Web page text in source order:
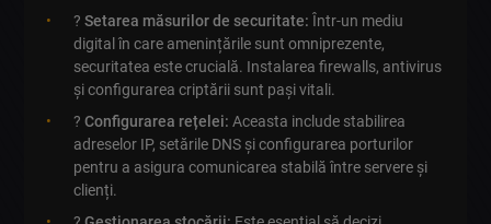
?️Setarea măsurilor de securitate: Într-un mediu
digital în care amenințările sunt omniprezente,
securitatea este crucială. Instalarea firewalls, antivirus
și configurarea criptării sunt pași vitali.
?Configurarea rețelei: Aceasta include stabilirea
adreselor IP, setările DNS și configurarea porturilor
pentru a asigura comunicarea stabilă între servere și
clienți.